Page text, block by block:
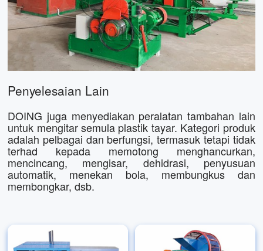
Penyelesaian Lain
DOING juga menyediakan peralatan tambahan lain
untuk mengitar semula plastik tayar. Kategori produk
adalah pelbagai dan berfungsi, termasuk tetapi tidak
terhad kepada memotong menghancurkan,
mencincang, mengisar, dehidrasi, penyusuan
automatik, menekan bola, membungkus dan
membongkar, dsb.